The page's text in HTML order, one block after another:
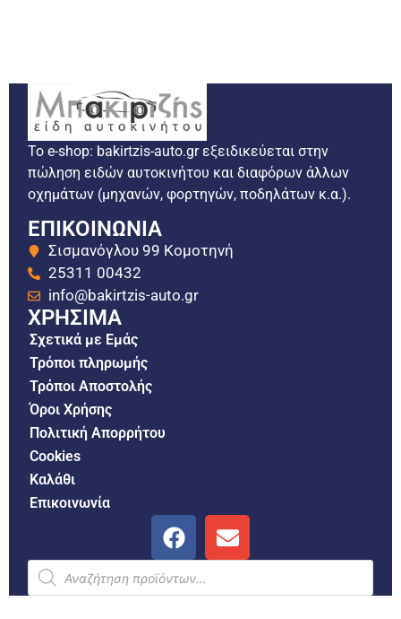
Το e-shop: bakirtzis-auto.gr εξειδικεύεται στην
πώληση ειδών αυτοκινήτου και διαφόρων άλλων
οχημάτων (μηχανών, φορτηγών, ποδηλάτων κ.α.).
ΕΠΙΚΟΙΝΩΝΙΑ
Σισμανόγλου 99 Κομοτηνή
25311 00432
info@bakirtzis-auto.gr
ΧΡΗΣΙΜΑ
Σχετικά με Εμάς
Τρόποι πληρωμής
Τρόποι Αποστολής
Όροι Χρήσης
Πολιτική Απορρήτου
Cookies
Καλάθι
Επικοινωνία